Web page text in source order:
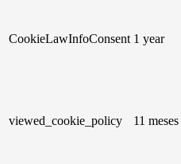
CookieLawInfoConsent 1 year
viewed_cookie_policy 11 meses